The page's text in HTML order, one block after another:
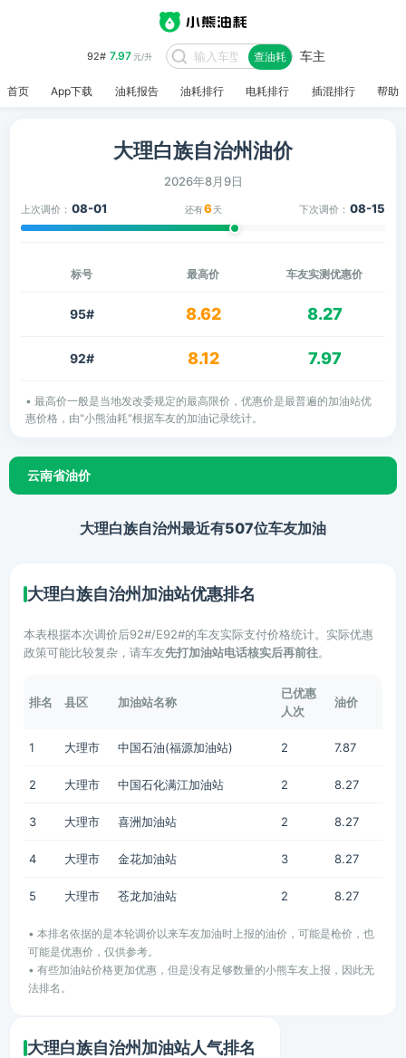
92# 7.97元/升 查油耗 车主
首页 App下载 油耗报告 油耗排行 电耗排行 插混排行 帮助
大理白族自治州油价
2026年8月9日
上次调价： 08-01 还有6 天 下次调价： 08-15
标号 最高价 车友实测优惠价
95# 8.62 8.27
92# 8.12 7.97
• 最高价一般是当地发改委规定的最高限价，优惠价是最普遍的加油站优
惠价格，由"小熊油耗"根据车友的加油记录统计。
云南省油价
大理白族自治州最近有507位车友加油
大理白族自治州加油站优惠排名
本表根据本次调价后92#/E92#的车友实际支付价格统计。实际优惠
政策可能比较复杂，请车友先打加油站电话核实后再前往。
排名 县区 加油站名称
已优惠
人次
油价
1 大理市 中国石油(福源加油站) 2 7.87
2 大理市 中国石化满江加油站 2 8.27
3 大理市 喜洲加油站 2 8.27
4 大理市 金花加油站 3 8.27
5 大理市 苍龙加油站 2 8.27
• 本排名依据的是本轮调价以来车友加油时上报的油价，可能是枪价，也
可能是优惠价，仅供参考。
• 有些加油站价格更加优惠，但是没有足够数量的小熊车友上报，因此无
法排名。
大理白族自治州加油站人气排名